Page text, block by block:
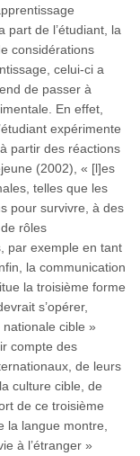
part de l’étudiant, la
considérations
celui-ci a
de passer à
En effet,
expérimente
partir des réactions
(2002), « [l]es
telles que les
pour survivre, à des
rôles
par exemple en tant
la communication
la troisième forme
s’opérer,
cible »
compte des
de leurs
culture cible, de
de ce troisième
la langue montre,
à l’étranger »